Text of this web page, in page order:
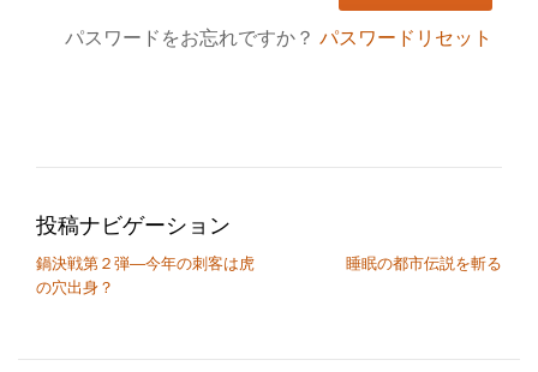
パスワードをお忘れですか？パスワードリセット
投稿ナビゲーション
鍋決戦第２弾―今年の刺客は虎
の穴出身？
睡眠の都市伝説を斬る